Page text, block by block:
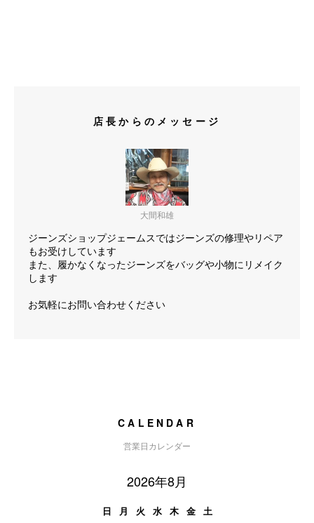
店長からのメッセージ
大間和雄
ジーンズショップジェームスではジーンズの修理やリペア
もお受けしています
また、履かなくなったジーンズをバッグや小物にリメイク
します
お気軽にお問い合わせください
CALENDAR
営業日カレンダー
2026年8月
日 月 火 水 木 金
土